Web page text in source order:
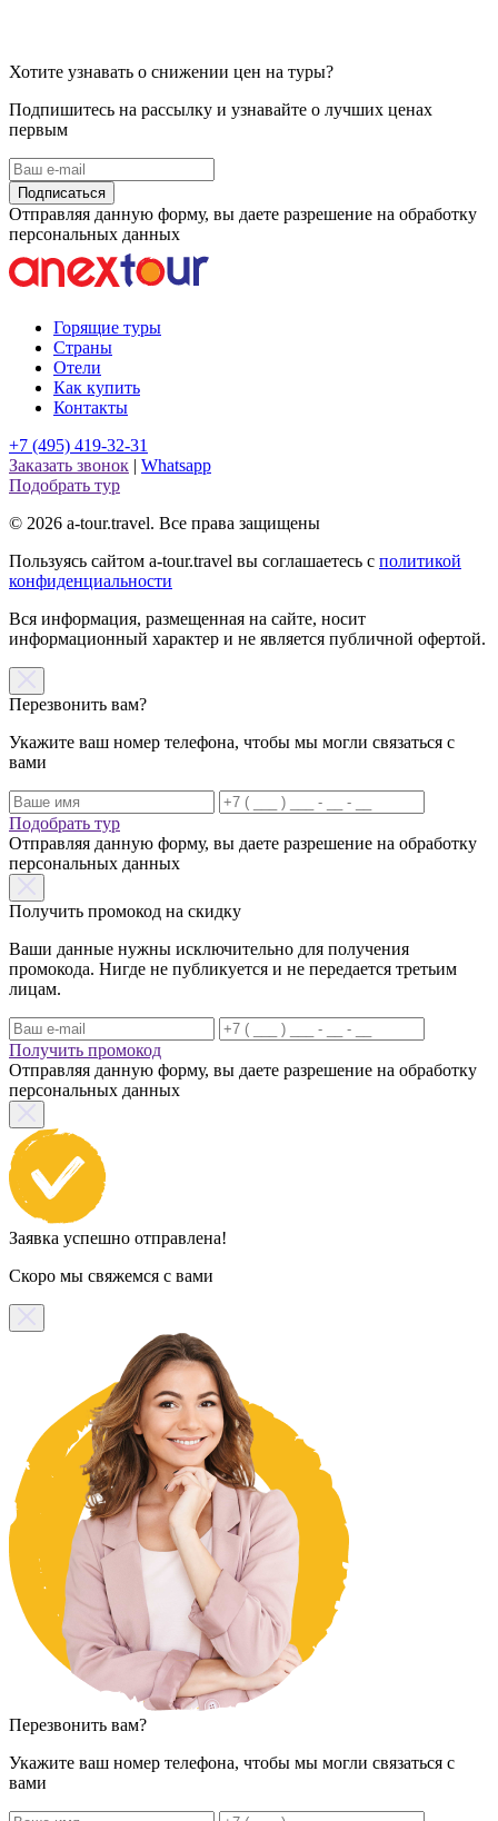
Хотите узнавать о снижении цен на туры?
Подпишитесь на рассылку и узнавайте о лучших ценах
первым
Подписаться
Отправляя данную форму, вы даете разрешение на обработку
персональных данных
Горящие туры
Страны
Отели
Как купить
Контакты
+7 (495) 419-32-31
Заказать звонок | Whatsapp
Подобрать тур
© 2026 a-tour.travel. Все права защищены
Пользуясь сайтом a-tour.travel вы соглашаетесь с политикой
конфиденциальности
Вся информация, размещенная на сайте, носит
информационный характер и не является публичной офертой.
Перезвонить вам?
Укажите ваш номер телефона, чтобы мы могли связаться с
вами
Подобрать тур
Отправляя данную форму, вы даете разрешение на обработку
персональных данных
Получить промокод на скидку
Ваши данные нужны исключительно для получения
промокода. Нигде не публикуется и не передается третьим
лицам.
Получить промокод
Отправляя данную форму, вы даете разрешение на обработку
персональных данных
Заявка успешно отправлена!
Скоро мы свяжемся с вами
Перезвонить вам?
Укажите ваш номер телефона, чтобы мы могли связаться с
вами